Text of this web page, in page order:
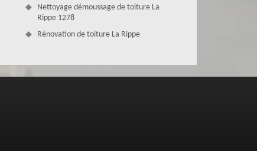
Nettoyage démoussage de toiture La
Rippe 1278
Rénovation de toiture La Rippe